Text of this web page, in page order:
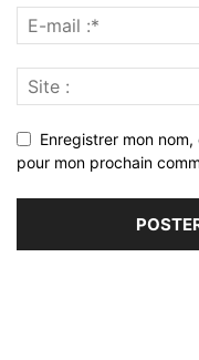
Enregistrer mon
pour mon prochain